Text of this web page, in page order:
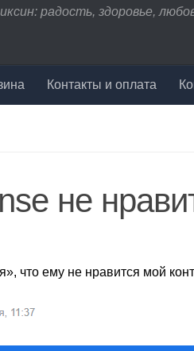
радость, здоровье,
Контакты и оплата
не
что ему не нравится мой